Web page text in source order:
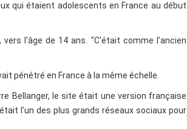
qui étaient adolescents en France au début
l'âge de 14 ans. "C'était comme l'ancien
pénétré en France à la même échelle.
Bellanger, le site était une version française
l'un des plus grands réseaux sociaux pour